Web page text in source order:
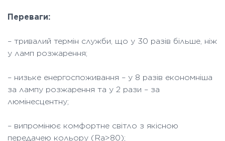
Переваги:
– тривалий термін служби, що у 30 разів більше, ніж
у ламп розжарення;
– низьке енергоспоживання – у 8 разів економніша
за лампу розжарення та у 2 рази – за
люмінесцентну;
– випромінює комфортне світло з якісною
передачею кольору (Ra>80);